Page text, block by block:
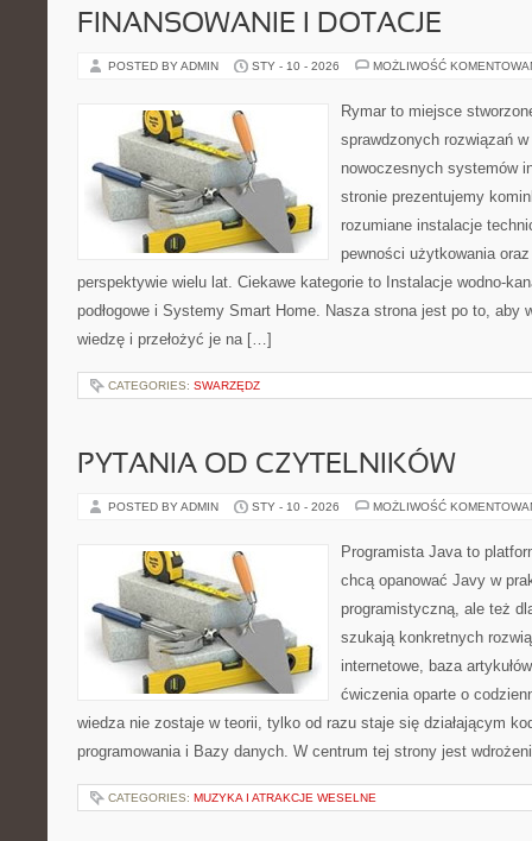
FINANSOWANIE I DOTACJE
POSTED BY ADMIN STY - 10 - 2026 MOŻLIWOŚĆ
Rymar to miejsce
sprawdzonych rozwiązań
nowoczesnych systemów
stronie prezentujemy
rozumiane instalacje
pewności użytkowania
perspektywie wielu lat. Ciekawe kategorie to Instalacje wodno-
podłogowe i Systemy Smart Home. Nasza strona jest po to, aby
wiedzę i przełożyć je na […]
CATEGORIES: SWARZĘDZ
PYTANIA OD CZYTELNIKÓW
POSTED BY ADMIN STY - 10 - 2026 MOŻLIWOŚĆ
Programista Java to
chcą opanować Javy w
programistyczną, ale też
szukają konkretnych
internetowe, baza
ćwiczenia oparte o
wiedza nie zostaje w teorii, tylko od razu staje się działającym
programowania i Bazy danych. W centrum tej strony jest
CATEGORIES: MUZYKA I ATRAKCJE WESELNE